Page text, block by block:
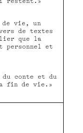
vie, un
de textes
que la
personnel et
conte et du
fin de vie.»